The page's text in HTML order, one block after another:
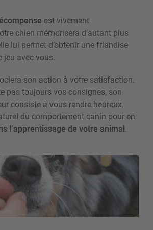
est vivement
chien mémorisera d’autant plus
lui permet d’obtenir une friandise
jeu avec vous.
son action à votre satisfaction.
pas toujours vos consignes, son
consiste à vous rendre heureux.
du comportement canin pour en
l’apprentissage de votre animal.